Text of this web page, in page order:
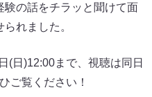
験の話をチラッと聞けて面
れました。
(日)12:00まで、視聴は同日
ご覧ください！